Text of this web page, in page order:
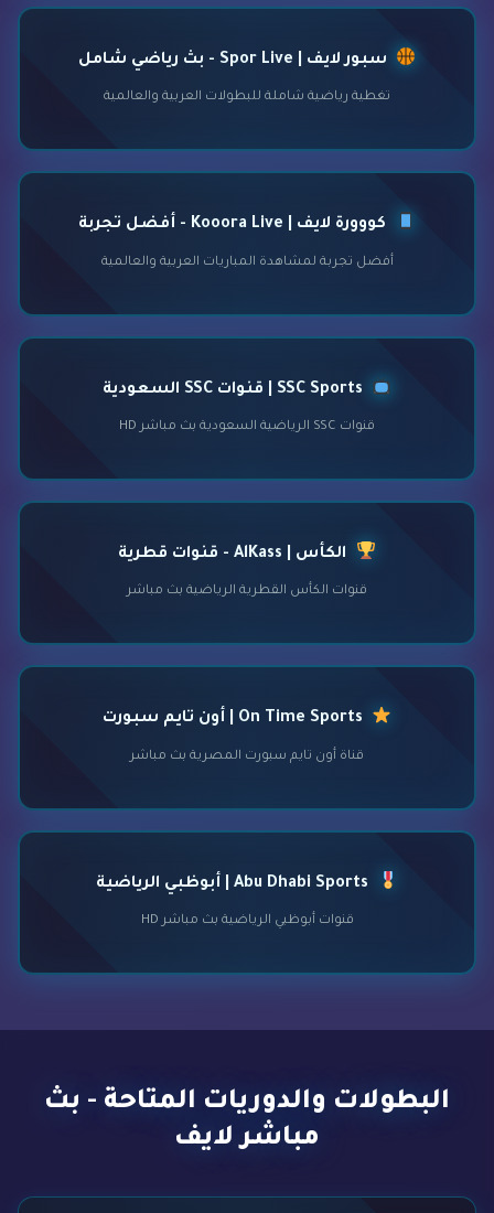
سبور لايف | Spor Live - بث رياضي شامل
تغطية رياضية شاملة للبطولات العربية والعالمية
كووورة لايف | Kooora Live - أفضل تجربة
أفضل تجربة لمشاهدة المباريات العربية والعالمية
قنوات SSC الرياضية السعودية بث مباشر HD
الكأس | AlKass - قنوات قطرية
قنوات الكأس القطرية الرياضية بث مباشر
قناة أون تايم سبورت المصرية بث مباشر
قنوات أبوظبي الرياضية بث مباشر HD
البطولات والدوريات المتاحة - بث
مباشر لايف